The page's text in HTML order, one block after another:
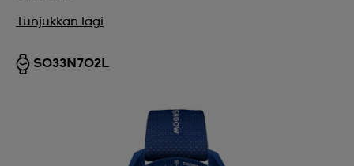
Tunjukkan lagi
SO33N702L